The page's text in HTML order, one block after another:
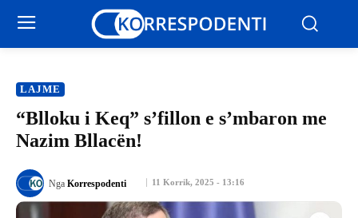
LAJME
“Blloku i Keq” s’fillon e s’mbaron me
Nazim Bllacën!
11 Korrik, 2025 - 13:16
Nga Korrespodenti